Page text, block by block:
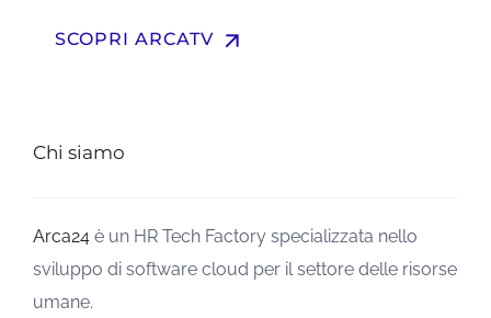
SCOPRI ARCATV arrow_upward
Chi siamo
Arca24è un HR Tech Factory specializzata nello
sviluppo di software cloud per il settore delle risorse
umane.